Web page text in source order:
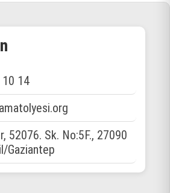
14
52076. Sk. No:5F., 27090
Gaziantep